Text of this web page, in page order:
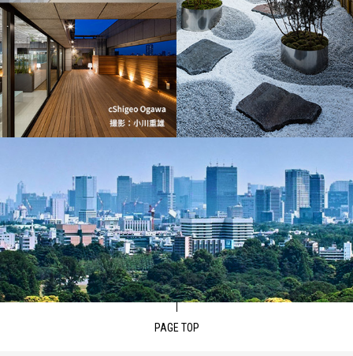
PAGE TOP